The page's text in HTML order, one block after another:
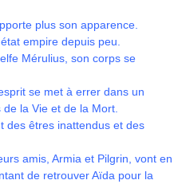
plus son apparence.
empire depuis peu.
Mérulius, son corps se
se met à errer dans un
la Vie et de la Mort.
des êtres inattendus et des
amis, Armia et Pilgrin, vont en
de retrouver Aïda pour la